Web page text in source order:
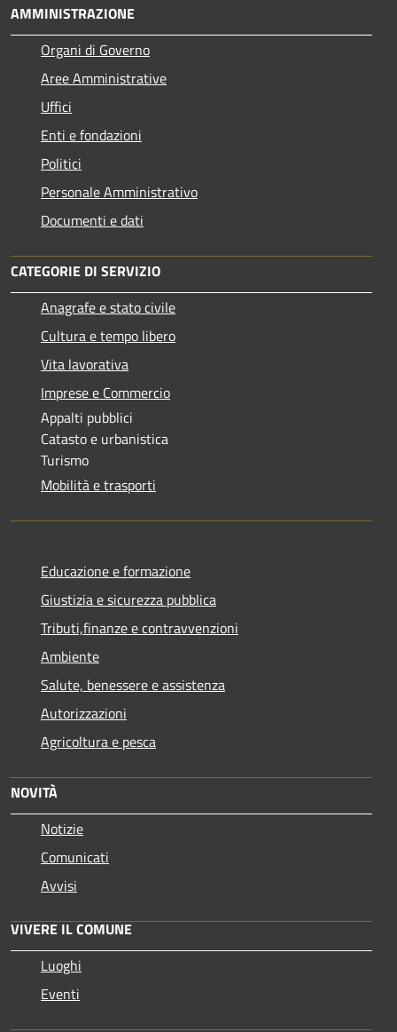
AMMINISTRAZIONE
Organi di Governo
Aree Amministrative
Uffici
Enti e fondazioni
Politici
Personale Amministrativo
Documenti e dati
CATEGORIE DI SERVIZIO
Anagrafe e stato civile
Cultura e tempo libero
Vita lavorativa
Imprese e Commercio
Appalti pubblici
Catasto e urbanistica
Turismo
Mobilità e trasporti
Educazione e formazione
Giustizia e sicurezza pubblica
Tributi,finanze e contravvenzioni
Ambiente
Salute, benessere e assistenza
Autorizzazioni
Agricoltura e pesca
NOVITÀ
Notizie
Comunicati
Avvisi
VIVERE IL COMUNE
Luoghi
Eventi